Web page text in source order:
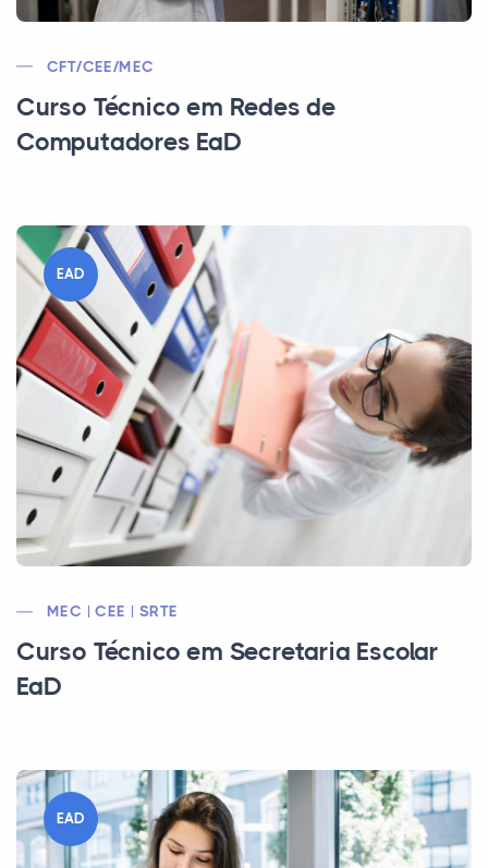
CFT/CEE/MEC
Curso Técnico em Redes de
Computadores EaD
EAD
MEC | CEE | SRTE
Curso Técnico em Secretaria Escolar
EaD
EAD